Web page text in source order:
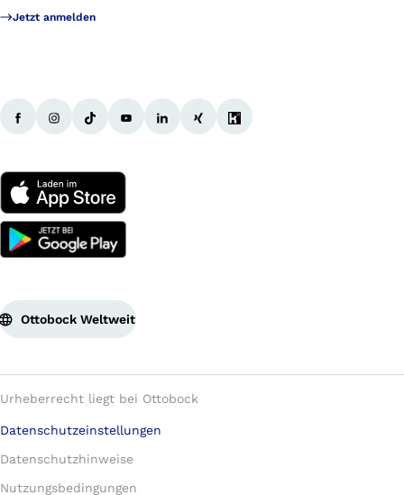
Jetzt anmelden
Ottobock Weltweit
Urheberrecht liegt bei Ottobock
Datenschutzeinstellungen
Datenschutzhinweise
Nutzungsbedingungen